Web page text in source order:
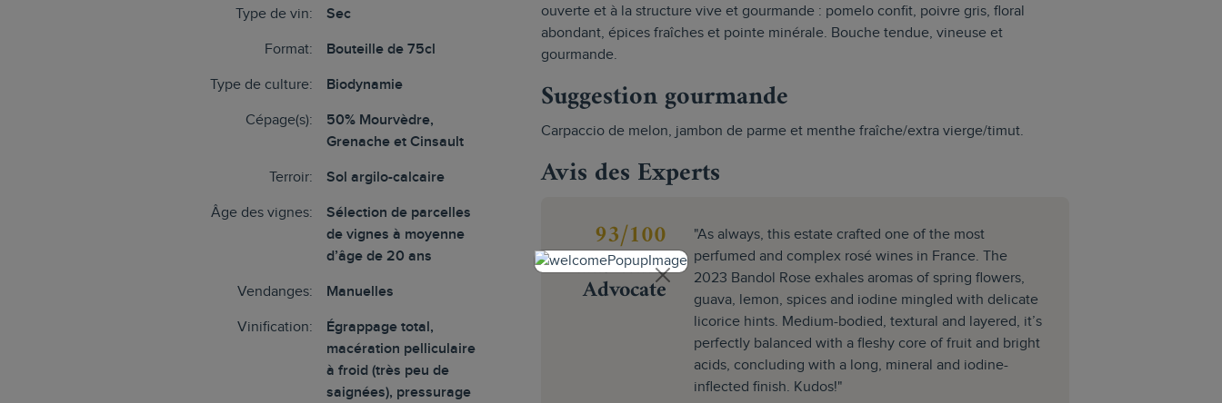
Type de vin: Sec
Format: Bouteille de 75cl
Type de culture: Biodynamie
Cépage(s):
50% Mourvèdre,
Grenache et Cinsault
Terroir: Sol argilo-calcaire
Âge des vignes:
Sélection de parcelles
de vignes à moyenne
d’âge de 20 ans
Vendanges: Manuelles
Vinification:
Égrappage total,
macération pelliculaire
à froid (très peu de
saignées), pressurage
ouverte et à la structure vive et gourmande : pomelo confit, poivre gris, floral
abondant, épices fraîches et pointe minérale. Bouche tendue, vineuse et
gourmande.
Suggestion gourmande
Carpaccio de melon, jambon de parme et menthe fraîche/extra vierge/timut.
Avis des Experts
93/100
The Wine
Advocate
"As always, this estate crafted one of the most
perfumed and complex rosé wines in France. The
2023 Bandol Rose exhales aromas of spring flowers,
guava, lemon, spices and iodine mingled with delicate
licorice hints. Medium-bodied, textural and layered, it’s
perfectly balanced with a fleshy core of fruit and bright
acids, concluding with a long, mineral and iodine-
inflected finish. Kudos!"